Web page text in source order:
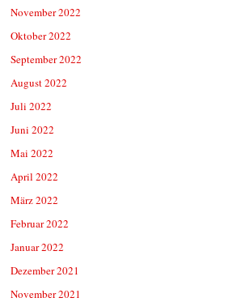
November 2022
Oktober 2022
September 2022
August 2022
Juli 2022
Juni 2022
Mai 2022
April 2022
März 2022
Februar 2022
Januar 2022
Dezember 2021
November 2021